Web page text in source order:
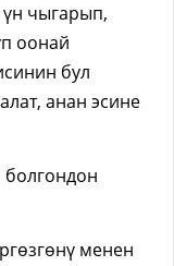
үн чыгарып,
оонай
бул
анан эсине
менен